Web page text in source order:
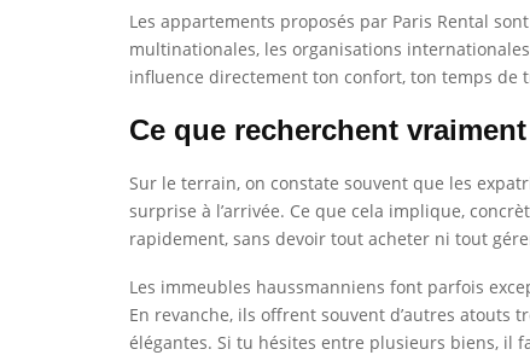
Les appartements proposés par Paris Rental
multinationales, les organisations
influence directement ton confort, ton temps de
Ce que recherchent
Sur le terrain, on constate souvent que les
surprise à l’arrivée. Ce que cela implique,
rapidement, sans devoir tout acheter ni tout
Les immeubles haussmanniens font parfois
En revanche, ils offrent souvent d’autres
élégantes. Si tu hésites entre plusieurs biens, il